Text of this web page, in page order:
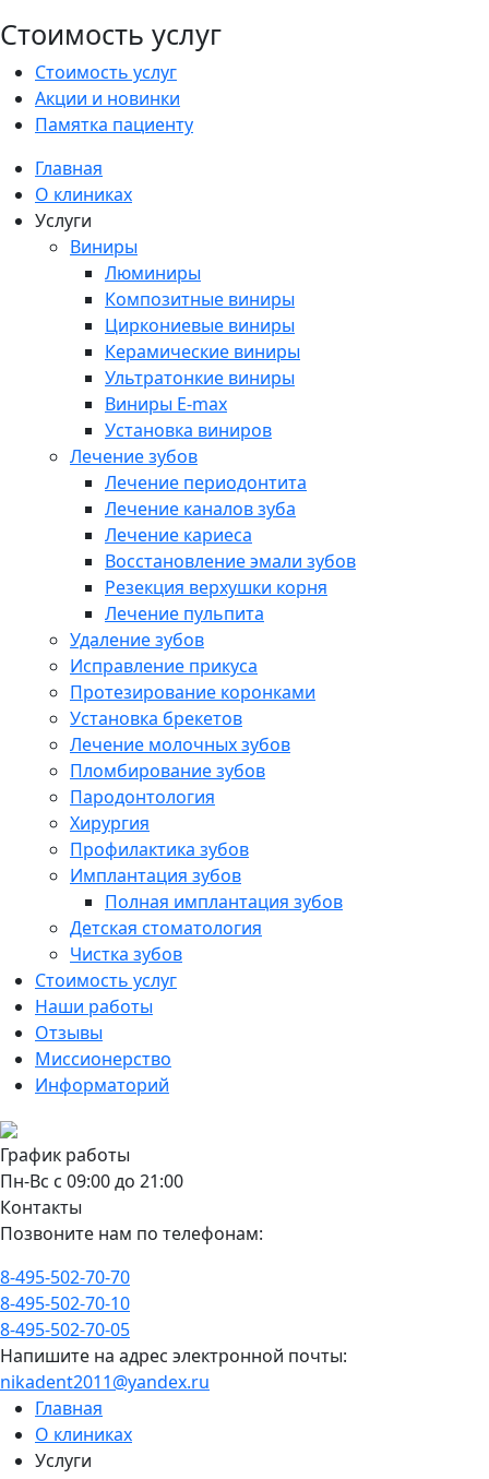
Стоимость услуг
Стоимость услуг
Акции и новинки
Памятка пациенту
Главная
О клиниках
Услуги
Виниры
Люминиры
Композитные виниры
Циркониевые виниры
Керамические виниры
Ультратонкие виниры
Виниры E-max
Установка виниров
Лечение зубов
Лечение периодонтита
Лечение каналов зуба
Лечение кариеса
Восстановление эмали зубов
Резекция верхушки корня
Лечение пульпита
Удаление зубов
Исправление прикуса
Протезирование коронками
Установка брекетов
Лечение молочных зубов
Пломбирование зубов
Пародонтология
Хирургия
Профилактика зубов
Имплантация зубов
Полная имплантация зубов
Детская стоматология
Чистка зубов
Стоимость услуг
Наши работы
Отзывы
Миссионерство
Информаторий
График работы
Пн-Вс с 09:00 до 21:00
Контакты
Позвоните нам по телефонам:
8-495-502-70-70
8-495-502-70-10
8-495-502-70-05
Напишите на адрес электронной почты:
nikadent2011@yandex.ru
Главная
О клиниках
Услуги